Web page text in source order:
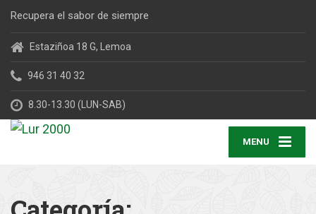
Recupera el sabor de siempre
Estaziñoa 18 G, Lemoa
946 31 40 32
8.30-13.30 (LUN-SAB)
MENU